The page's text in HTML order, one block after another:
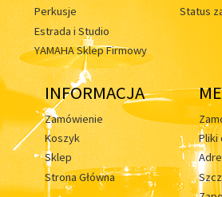
Perkusje
Estrada i Studio
YAMAHA Sklep Firmowy
Status
INFORMACJA
Zamówienie
Koszyk
Sklep
Strona Główna
Pliki